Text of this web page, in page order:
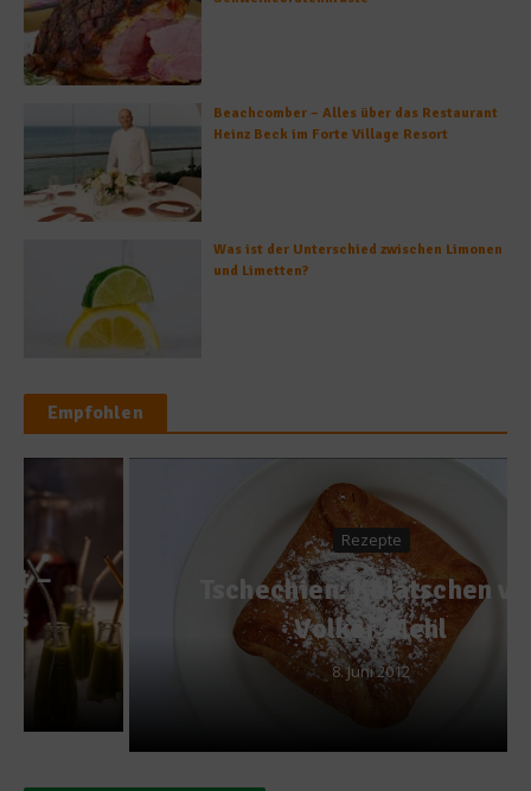
Beachcomber – Alles über das Restaurant
Heinz Beck im Forte Village Resort
Was ist der Unterschied zwischen Limonen
und Limetten?
Empfohlen
Rezepte
Tschechien: Kolatschen von
Volker Mehl
8. Juni 2012